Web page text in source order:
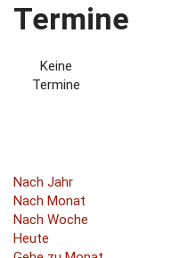
Termine
Keine
Termine
Nach Jahr
Nach Monat
Nach Woche
Heute